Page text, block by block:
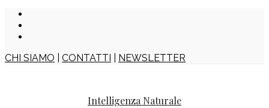
CHI SIAMO CONTATTI NEWSLETTER
Intelligenza Naturale